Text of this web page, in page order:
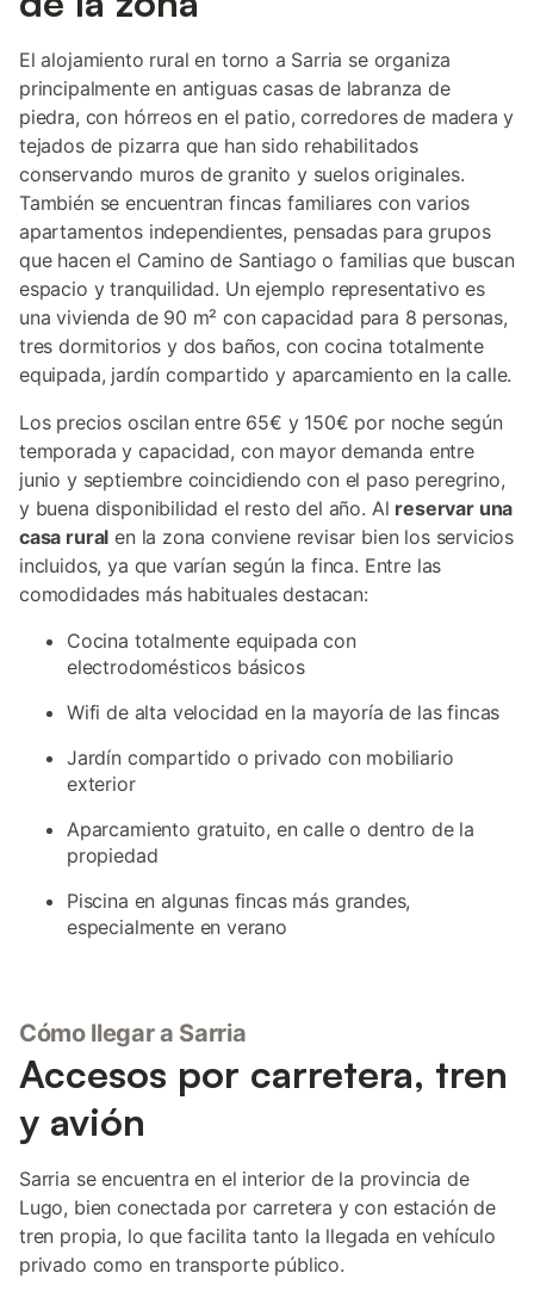
El alojamiento rural en torno a Sarria se organiza
principalmente en antiguas casas de labranza de
piedra, con hórreos en el patio, corredores de madera y
tejados de pizarra que han sido rehabilitados
conservando muros de granito y suelos originales.
También se encuentran fincas familiares con varios
apartamentos independientes, pensadas para grupos
que hacen el Camino de Santiago o familias que buscan
espacio y tranquilidad. Un ejemplo representativo es
una vivienda de 90 m² con capacidad para 8 personas,
tres dormitorios y dos baños, con cocina totalmente
equipada, jardín compartido y aparcamiento en la calle.
Los precios oscilan entre 65€ y 150€ por noche según
temporada y capacidad, con mayor demanda entre
junio y septiembre coincidiendo con el paso peregrino,
y buena disponibilidad el resto del año. Al reservar una
casa rural en la zona conviene revisar bien los servicios
incluidos, ya que varían según la finca. Entre las
comodidades más habituales destacan:
Cocina totalmente equipada con
electrodomésticos básicos
Wifi de alta velocidad en la mayoría de las fincas
Jardín compartido o privado con mobiliario
exterior
Aparcamiento gratuito, en calle o dentro de la
propiedad
Piscina en algunas fincas más grandes,
especialmente en verano
Cómo llegar a Sarria
Accesos por carretera, tren
y avión
Sarria se encuentra en el interior de la provincia de
Lugo, bien conectada por carretera y con estación de
tren propia, lo que facilita tanto la llegada en vehículo
privado como en transporte público.